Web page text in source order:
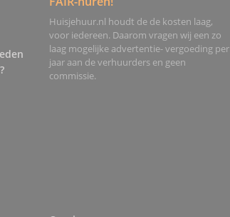
Huisjehuur.nl houdt de de kosten laag,
voor iedereen. Daarom vragen wij een zo
laag mogelijke advertentie- vergoeding per
jaar aan de verhuurders en geen
commissie.